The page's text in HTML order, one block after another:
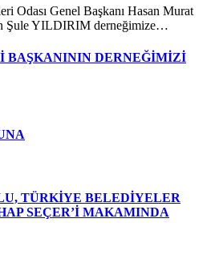
Odası Genel Başkanı Hasan Murat
Şule YILDIRIM derneğimize…
BAŞKANININ DERNEĞİMİZİ
TÜRKİYE BELEDİYELER
SEÇER’İ MAKAMINDA